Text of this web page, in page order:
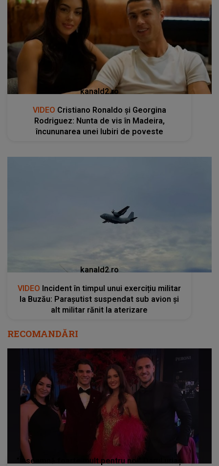
kanald2.ro
VIDEO Cristiano Ronaldo și Georgina
Rodriguez: Nunta de vis în Madeira,
încununarea unei Iubiri de poveste
kanald2.ro
VIDEO Incident în timpul unui exercițiu militar
la Buzău: Parașutist suspendat sub avion și
alt militar rănit la aterizare
RECOMANDĂRI
”Înseamnă foarte mult pentru noi” Darul uriaș